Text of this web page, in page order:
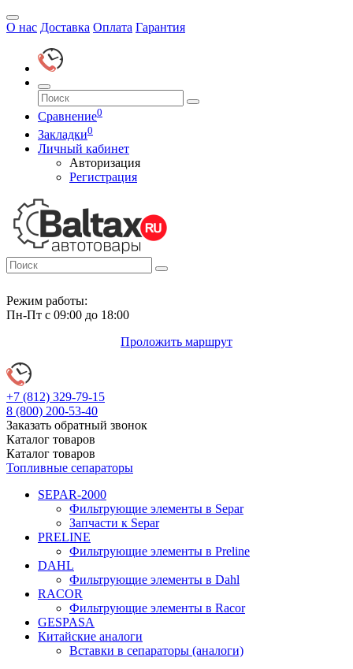
О нас Доставка Оплата Гарантия
Сравнение0
Закладки0
Личный кабинет
Авторизация
Регистрация
Режим работы:
Пн-Пт с 09:00 до 18:00
Проложить маршрут
+7 (812) 329-79-15
8 (800) 200-53-40
Заказать обратный звонок
Каталог товаров
Каталог товаров
Топливные сепараторы
SEPAR-2000
Фильтрующие элементы в Separ
Запчасти к Separ
PRELINE
Фильтрующие элементы в Preline
DAHL
Фильтрующие элементы в Dahl
RACOR
Фильтрующие элементы в Racor
GESPASA
Китайские аналоги
Вставки в сепараторы (аналоги)